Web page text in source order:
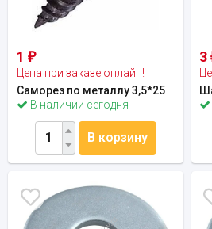
1 ₽
Цена при заказе онлайн!
Саморез по металлу 3,5*25
В наличии сегодня
В корзину
3